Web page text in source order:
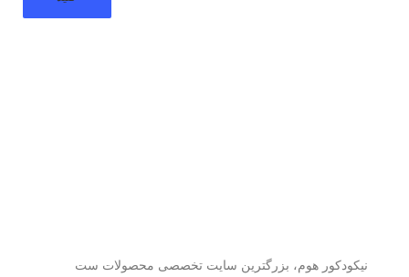
نیکودکور هوم، بزرگترین سایت تخصصی محصولات ست